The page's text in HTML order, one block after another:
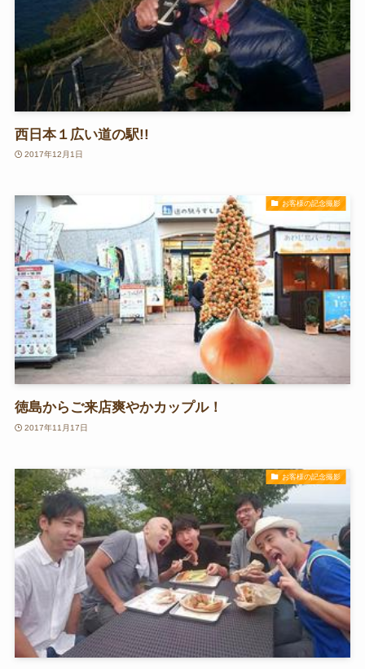
西日本１広い道の駅!!
2017年12月1日
お客様の記念撮影
徳島からご来店爽やかカップル！
2017年11月17日
お客様の記念撮影